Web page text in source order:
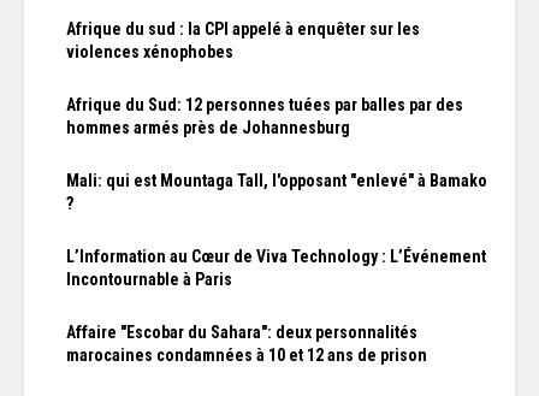
Afrique du sud : la CPI appelé à enquêter sur les
violences xénophobes
Afrique du Sud: 12 personnes tuées par balles par des
hommes armés près de Johannesburg
Mali: qui est Mountaga Tall, l'opposant "enlevé" à Bamako
?
L’Information au Cœur de Viva Technology : L’Événement
Incontournable à Paris
Affaire "Escobar du Sahara": deux personnalités
marocaines condamnées à 10 et 12 ans de prison